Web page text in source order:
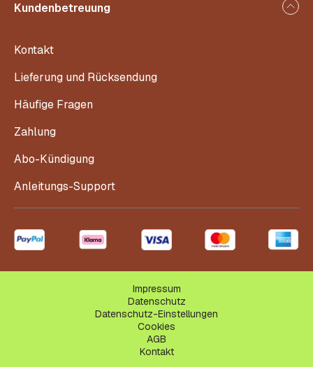
Kundenbetreuung
Kontakt
Lieferung und Rücksendung
Häufige Fragen
Zahlung
Abo-Kündigung
Anleitungs-Support
Impressum
Datenschutz
Datenschutz-Einstellungen
Cookies
AGB
Kontakt